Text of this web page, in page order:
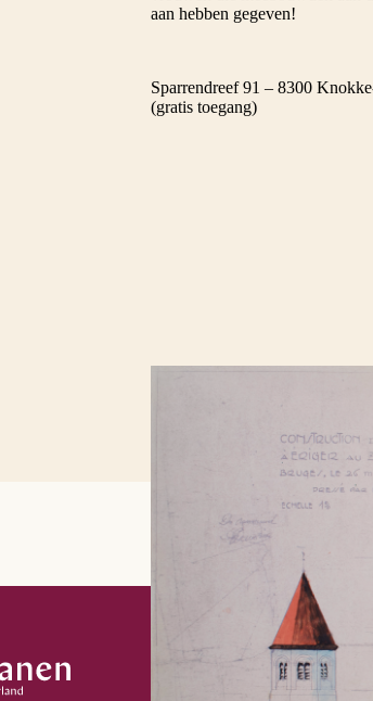
aan hebben gegeven!
Sparrendreef 91 – 8300
(gratis toegang)
Plannen voor het Zoutekerkje van de
Direct naar